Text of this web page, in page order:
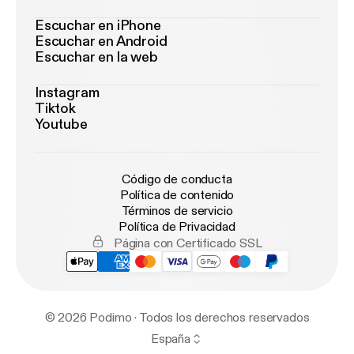
Escuchar en iPhone
Escuchar en Android
Escuchar en la web
Instagram
Tiktok
Youtube
Código de conducta
Política de contenido
Términos de servicio
Política de Privacidad
Página con Certificado SSL
© 2026 Podimo · Todos los derechos reservados
España